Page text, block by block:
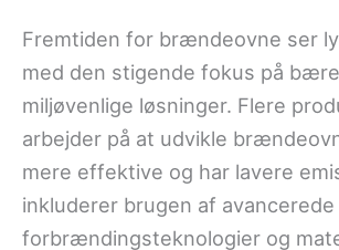
Fremtiden for brændeovne ser
med den stigende fokus på
miljøvenlige løsninger. Flere
arbejder på at udvikle
mere effektive og har lavere
inkluderer brugen af avancerede
forbrændingsteknologier og